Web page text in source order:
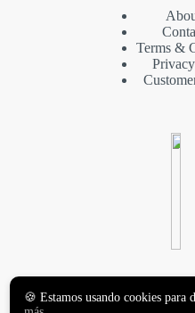
Terms &
VINILOS
Y
🍪 Estamos usando cookies para